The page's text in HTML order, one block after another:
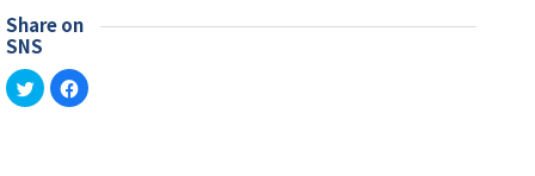
Share on
SNS
ク
リ
Facebook
で